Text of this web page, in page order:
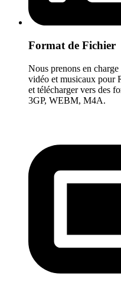
Format de Fichier
Nous prenons en
vidéo et musicaux pour
et télécharger vers des
3GP, WEBM, M4A.